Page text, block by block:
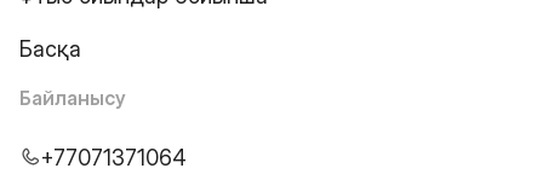
Басқа
Байланысу
+77071371064